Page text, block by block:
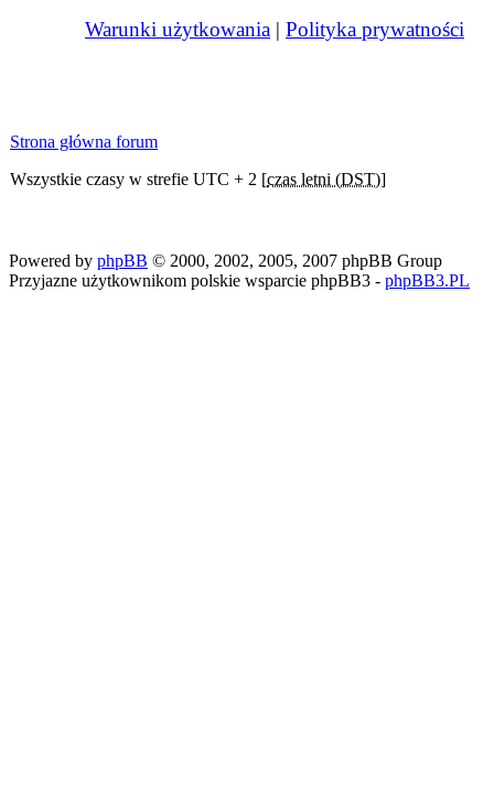
Warunki użytkowania | Polityka prywatności
Strona główna forum
Wszystkie czasy w strefie UTC + 2 [czas letni (DST)]
Powered by phpBB © 2000, 2002, 2005, 2007 phpBB Group
Przyjazne użytkownikom polskie wsparcie phpBB3 - phpBB3.PL